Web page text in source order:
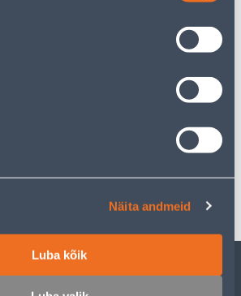
Näita andmeid
Luba kõik
КЛИЕНТОВ